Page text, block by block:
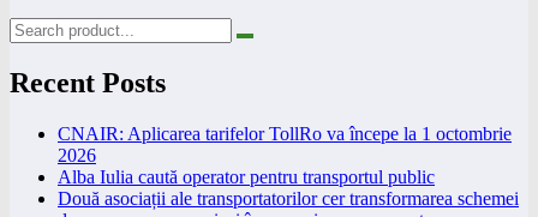
Recent Posts
CNAIR: Aplicarea tarifelor TollRo va începe la 1 octombrie
2026
Alba Iulia caută operator pentru transportul public
Două asociații ale transportatorilor cer transformarea schemei